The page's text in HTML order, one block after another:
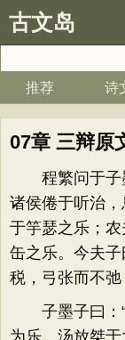
古文岛
推荐 诗
07章 三辩原
程繁问于子墨
诸侯倦于听治
于竽瑟之乐；
缶之乐。今夫
税，弓张而不
子墨子曰：“
为乐。汤放桀